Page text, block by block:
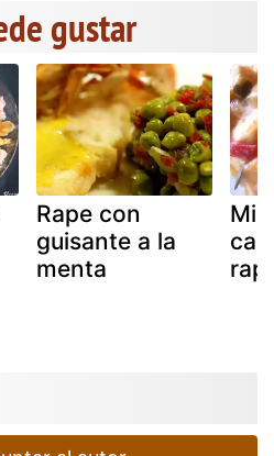
gustar
Rape con
guisante a la
menta